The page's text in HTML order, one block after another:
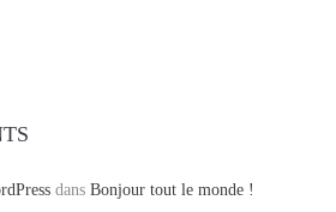
dans Bonjour tout le monde !